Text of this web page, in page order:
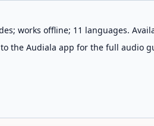
works offline; 11 languages.
the Audiala app for the full audio